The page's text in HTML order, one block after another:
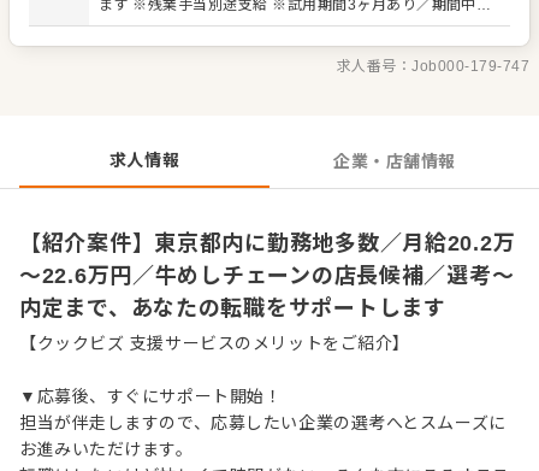
ます ※残業手当別途支給 ※試用期間3ヶ月あり／期間中、
給与など変動はありません 【年収イメージ】 ◆店舗主任
（入社1年目）／年収405万円～ ◆店長就任後／年収480万
円～589万円（賞与 年2回、役職手当を含む） 【給与テー
（手当は別途）
求人番号：Job000-179-747
求人情報 企業・店舗情報
【紹介案件】東京都内に勤務地多数／月給20.2万
～22.6万円／牛めしチェーンの店長候補／選考～
内定まで、あなたの転職をサポートします
【クックビズ 支援サービスのメリットをご紹介】
▼応募後、すぐにサポート開始！
担当が伴走しますので、応募したい企業の選考へとスムーズに
お進みいただけます。